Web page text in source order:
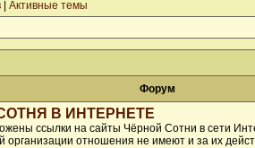
Активные темы
Форум
В ИНТЕРНЕТЕ
ссылки на сайты Чёрной Сотни в сети
организации отношения не имеют и за их